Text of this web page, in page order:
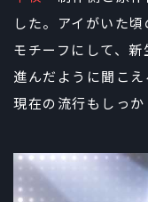
した。アイがいた
モチーフにして、
進んだように聞こえ
現在の流行もしっか